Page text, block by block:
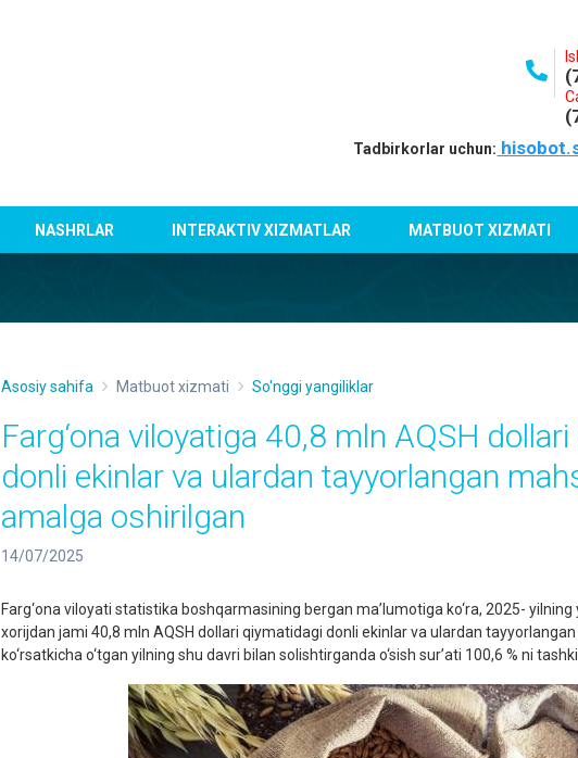
Tadbirkorlar uchun:
NASHRLAR INTERAKTIV XIZMATLAR MATBUOT XIZMATI
Asosiy sahifa Matbuot xizmati So'nggi yangiliklar
Farg‘ona viloyatiga 40,8 mln AQSH
donli ekinlar va ulardan tayyorlangan
amalga oshirilgan
14/07/2025
Farg‘ona viloyati statistika boshqarmasining bergan ma’lumotiga ko‘ra, 2025-
xorijdan jami 40,8 mln AQSH dollari qiymatidagi donli ekinlar va ulardan
ko‘rsatkicha o‘tgan yilning shu davri bilan solishtirganda o‘sish sur’ati 100,6 % ni